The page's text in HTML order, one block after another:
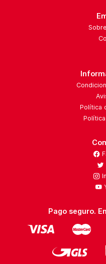
Política
Pago seguro.